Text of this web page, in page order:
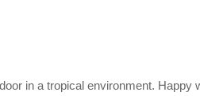
in a tropical environment.